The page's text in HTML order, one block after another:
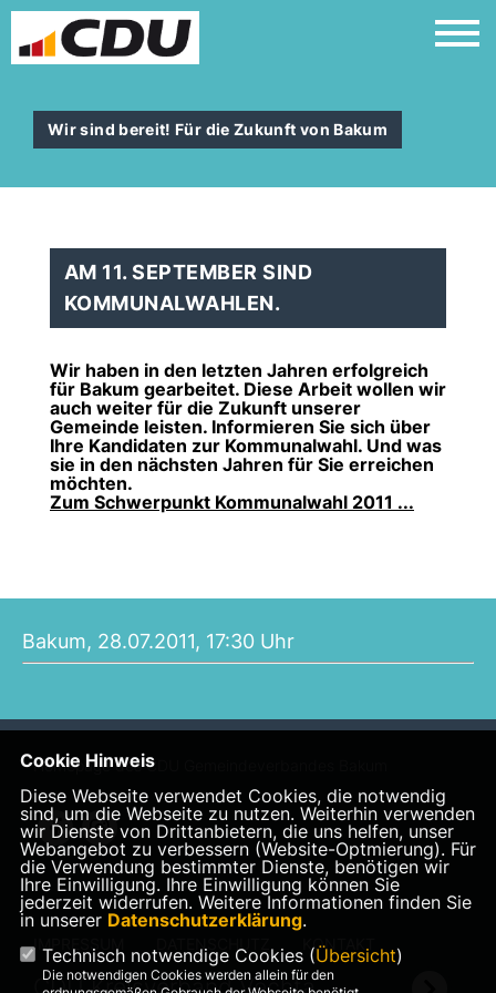
Wir sind bereit! Für die Zukunft von Bakum
AM 11. SEPTEMBER SIND
KOMMUNALWAHLEN.
Wir haben in den letzten Jahren erfolgreich
für Bakum gearbeitet. Diese Arbeit wollen wir
auch weiter für die Zukunft unserer
Gemeinde leisten. Informieren Sie sich über
Ihre Kandidaten zur Kommunalwahl. Und was
sie in den nächsten Jahren für Sie erreichen
möchten.
Zum Schwerpunkt Kommunalwahl 2011 ...
Bakum, 28.07.2011, 17:30 Uhr
Homepage des CDU Gemeindeverbandes Bakum
IMPRESSUM KONTAKT
CDU Kreisverband Vechta
Cookie Hinweis
Diese Webseite verwendet Cookies, die notwendig
sind, um die Webseite zu nutzen. Weiterhin verwenden
wir Dienste von Drittanbietern, die uns helfen, unser
Webangebot zu verbessern (Website-Optmierung). Für
die Verwendung bestimmter Dienste, benötigen wir
Ihre Einwilligung. Ihre Einwilligung können Sie
jederzeit widerrufen. Weitere Informationen finden Sie
in unserer Datenschutzerklärung.
Technisch notwendige Cookies (Übersicht)
Die notwendigen Cookies werden allein für den